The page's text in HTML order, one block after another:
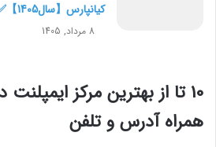
کیانپارس【سال1405】✅
8 مرداد, 1405
10 تا از بهترین مرکز
همراه آدرس و تلفن